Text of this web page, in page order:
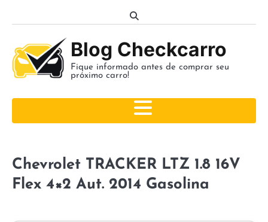
Blog Checkcarro
Fique informado antes de comprar seu
próximo carro!
Chevrolet TRACKER LTZ 1.8 16V
Flex 4×2 Aut. 2014 Gasolina